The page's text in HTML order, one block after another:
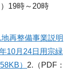
19時～20時
再整備事業説明
10月24日用宗緑
） 2.（PDF：